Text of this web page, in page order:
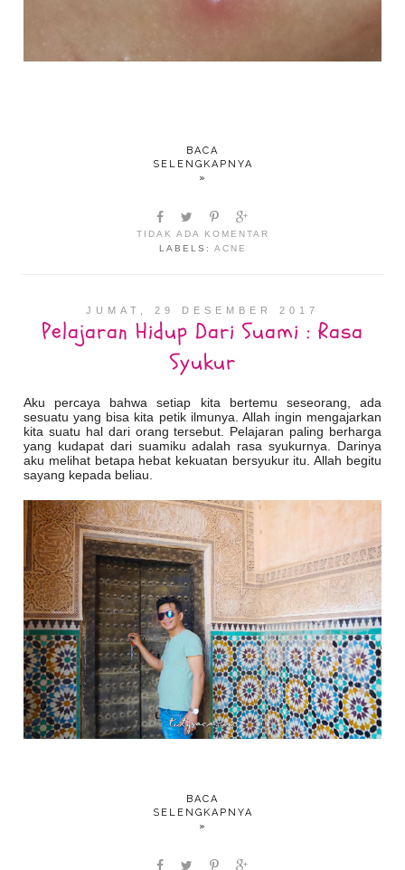
BACA
SELENGKAPNYA
»
TIDAK ADA KOMENTAR
LABELS: ACNE
JUMAT, 29 DESEMBER 2017
Pelajaran Hidup Dari Suami : Rasa
Syukur
Aku percaya bahwa setiap kita bertemu seseorang, ada
sesuatu yang bisa kita petik ilmunya. Allah ingin mengajarkan
kita suatu hal dari orang tersebut. Pelajaran paling berharga
yang kudapat dari suamiku adalah rasa syukurnya. Darinya
aku melihat betapa hebat kekuatan bersyukur itu. Allah begitu
sayang kepada beliau.
BACA
SELENGKAPNYA
»